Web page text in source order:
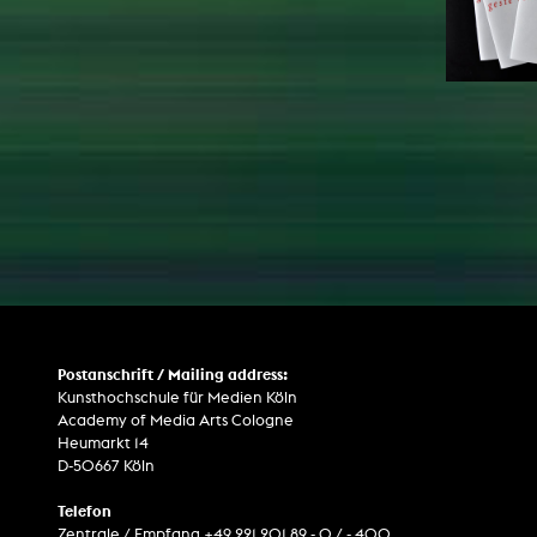
Postanschrift / Mailing address:
Kunsthochschule für Medien Köln
Academy of Media Arts Cologne
Heumarkt 14
D-50667 Köln
Telefon